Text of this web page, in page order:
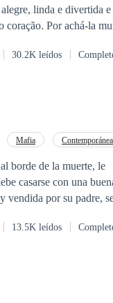
linda e divertida e
coração. Por achá-la
do que fez e diz
nesse amor?
30.2K leídos
Mafia
Contemporánea
borde de la muerte, le
casarse con una
por su padre,
13.5K leídos